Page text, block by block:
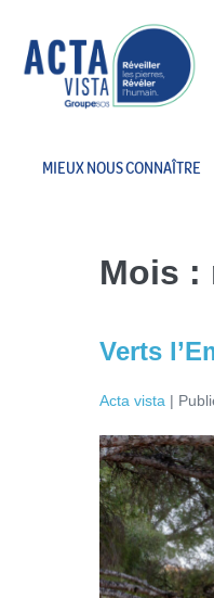
MIEUX NOUS CONNAÎTRE
Mois :
Verts
Acta vista |